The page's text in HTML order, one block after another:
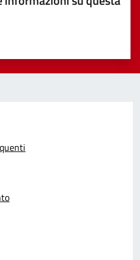
su 5
5